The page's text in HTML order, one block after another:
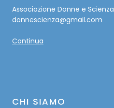
Associazione Donne e Scienza
donnescienza@gmail.com
Continua
CHI SIAMO